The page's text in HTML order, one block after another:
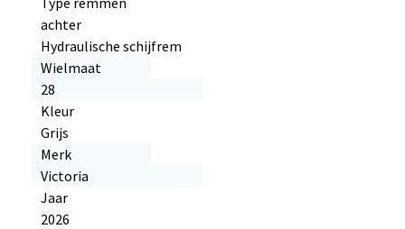
achter
Hydraulische schijfrem
Wielmaat
28
Kleur
Grijs
Merk
Victoria
Jaar
2026